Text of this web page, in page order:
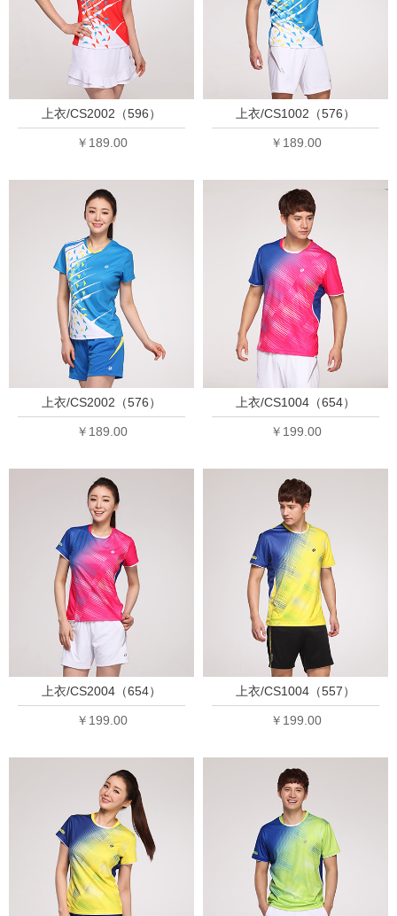
上衣/CS2002（596）
￥189.00
上衣/CS1002（576）
￥189.00
上衣/CS2002（576）
￥189.00
上衣/CS1004（654）
￥199.00
上衣/CS2004（654）
￥199.00
上衣/CS1004（557）
￥199.00